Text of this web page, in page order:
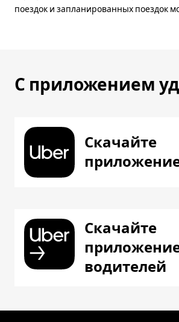
поездок и запланированных поездок
С приложением
Скачайте
Скачайте
водителей